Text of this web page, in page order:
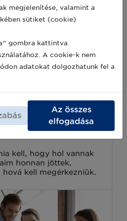
kell, hogy hol vannak
honnan jöttek,
kell megérkezniük.
megjelenítése, valamint a
sütiket (cookie)
gombra kattintva
A cookie-k nem
adatokat dolgozhatunk fel a
Az összes
elfogadása